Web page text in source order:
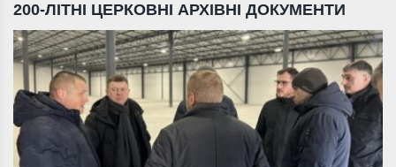
200-ЛІТНІ ЦЕРКОВНІ АРХІВНІ ДОКУМЕНТИ